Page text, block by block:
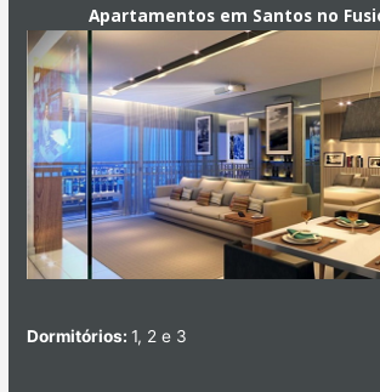
Apartamentos em Santos no
Dormitórios: 1, 2 e 3